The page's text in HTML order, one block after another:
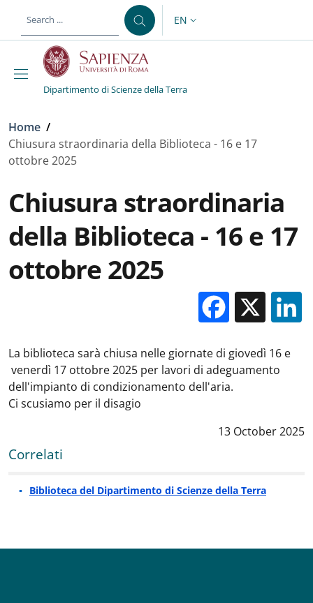
LANGUAGE SWITCHER:
EN
Dipartimento di Scienze della Terra
Breadcrumb
Home /
Chiusura straordinaria della Biblioteca - 16 e 17
ottobre 2025
Chiusura straordinaria
della Biblioteca - 16 e 17
ottobre 2025
X
La biblioteca sarà chiusa nelle giornate di giovedì 16 e
venerdì 17 ottobre 2025 per lavori di adeguamento
dell'impianto di condizionamento dell'aria.
Ci scusiamo per il disagio
Data notizia:
13 October 2025
Correlati
Biblioteca del Dipartimento di Scienze della Terra